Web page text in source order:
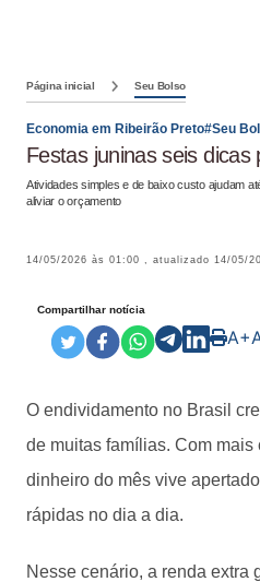
Página inicial Seu Bolso
Economia em Ribeirão Preto#Seu
Festas juninas seis
Atividades simples e de baixo custo ajudam
aliviar o orçamento
14/05/2026 às 01:00 , atualizado 14/05/
Compartilhar notícia
A+
O endividamento no Brasil
de muitas famílias. Com mais
dinheiro do mês vive
rápidas no dia a dia.
Nesse cenário, a renda extra